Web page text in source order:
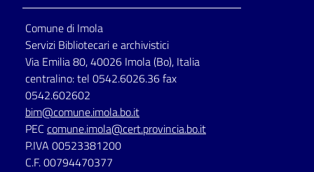
Seguici
su
Comune di Imola
Servizi Bibliotecari e archivistici
Via Emilia 80, 40026 Imola (Bo), Italia
centralino: tel 0542.6026.36 fax
0542.602602
bim@comune.imola.bo.it
PEC comune.imola@cert.provincia.bo.it
P.IVA 00523381200
C.F. 00794470377